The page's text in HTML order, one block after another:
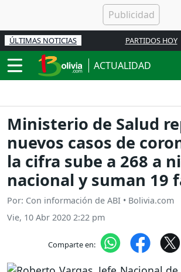
ÚLTIMAS NOTICIAS PARTIDOS HOY
ACTUALIDAD
Ministerio de Salud
nuevos casos de
la cifra sube a 268 a
nacional y suman 19
Por: Con información de ABI • Bolivia.com
Vie, 10 Abr 2020 2:22 pm
Comparte en: